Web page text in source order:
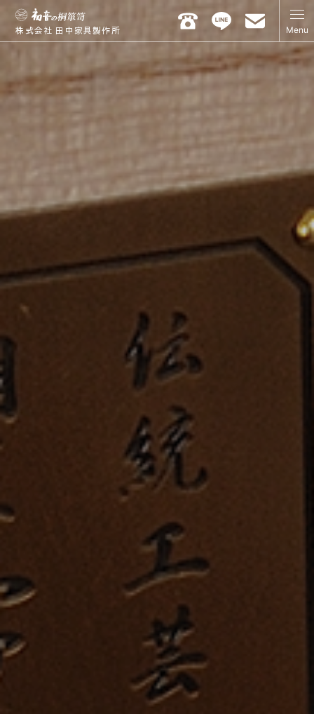
株式会社 田中家具製作所 Menu